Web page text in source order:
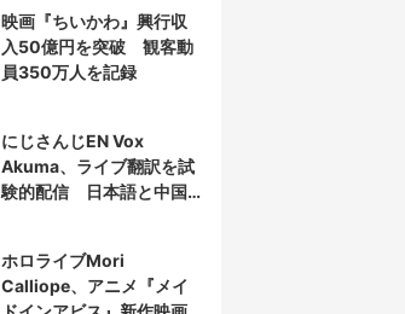
映画『ちいかわ』興行収
入50億円を突破 観客動
員350万人を記録
にじさんじEN Vox
Akuma、ライブ翻訳を試
験的配信 日本語と中国
ホロライブMori
Calliope、アニメ『メイ